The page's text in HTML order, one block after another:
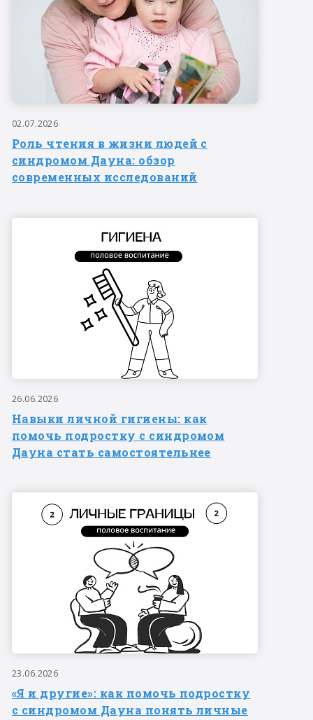
02.07.2026
Роль чтения в жизни людей с
синдромом Дауна: обзор
современных исследований
26.06.2026
Навыки личной гигиены: как
помочь подростку с синдромом
Дауна стать самостоятельнее
23.06.2026
«Я и другие»: как помочь подростку
с синдромом Дауна понять личные